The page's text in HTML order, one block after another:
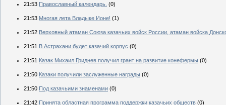
21:53 Православный календарь. (0)
21:53 Многая лета Владыке Ионе! (1)
21:52 Верховный атаман Союза казачьих войск России, атаман войска
21:51 В Астрахани будет казачий корпус (0)
21:51 Казак Михаил Гриднев получил грант на развитие конефермы (0)
21:50 Казаки получили заслуженные награды (0)
21:50 Под казачьими знаменами (0)
21:42 Принята областная программа поддержки казачьих обществ (0)